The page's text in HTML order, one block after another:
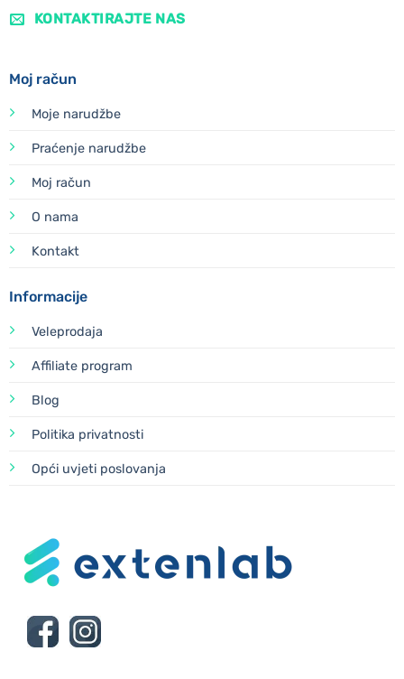
KONTAKTIRAJTE NAS
Moj račun
Moje narudžbe
Praćenje narudžbe
Moj račun
O nama
Kontakt
Informacije
Veleprodaja
Affiliate program
Blog
Politika privatnosti
Opći uvjeti poslovanja